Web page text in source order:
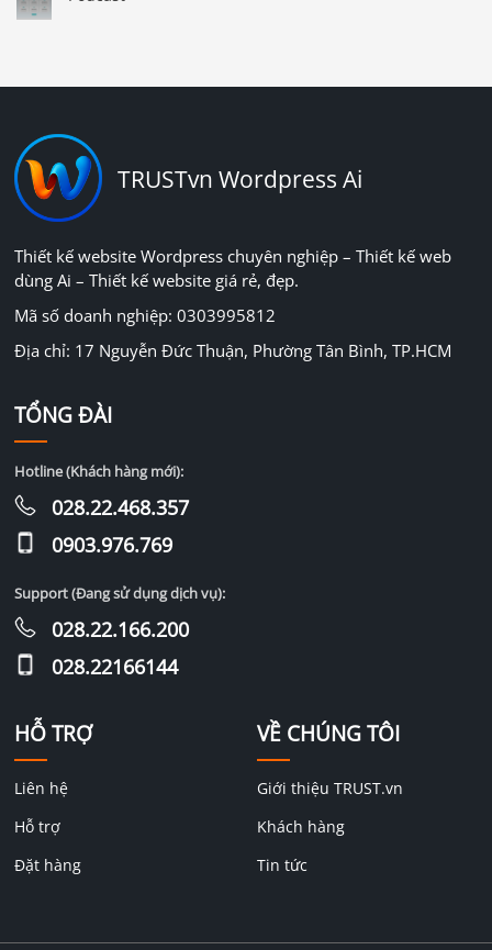
TRUSTvn Wordpress Ai
Thiết kế website Wordpress chuyên nghiệp – Thiết kế web
dùng Ai – Thiết kế website giá rẻ, đẹp.
Mã số doanh nghiệp: 0303995812
Địa chỉ: 17 Nguyễn Đức Thuận, Phường Tân Bình, TP.HCM
HỖ TRỢ
Liên hệ
Hỗ trợ
Đặt hàng
VỀ CHÚNG TÔI
Giới thiệu TRUST.vn
Khách hàng
Tin tức
TỔNG ĐÀI
Hotline (Khách hàng mới):
028.22.468.357
0903.976.769
Support (Đang sử dụng dịch vụ):
028.22.166.200
028.22166144